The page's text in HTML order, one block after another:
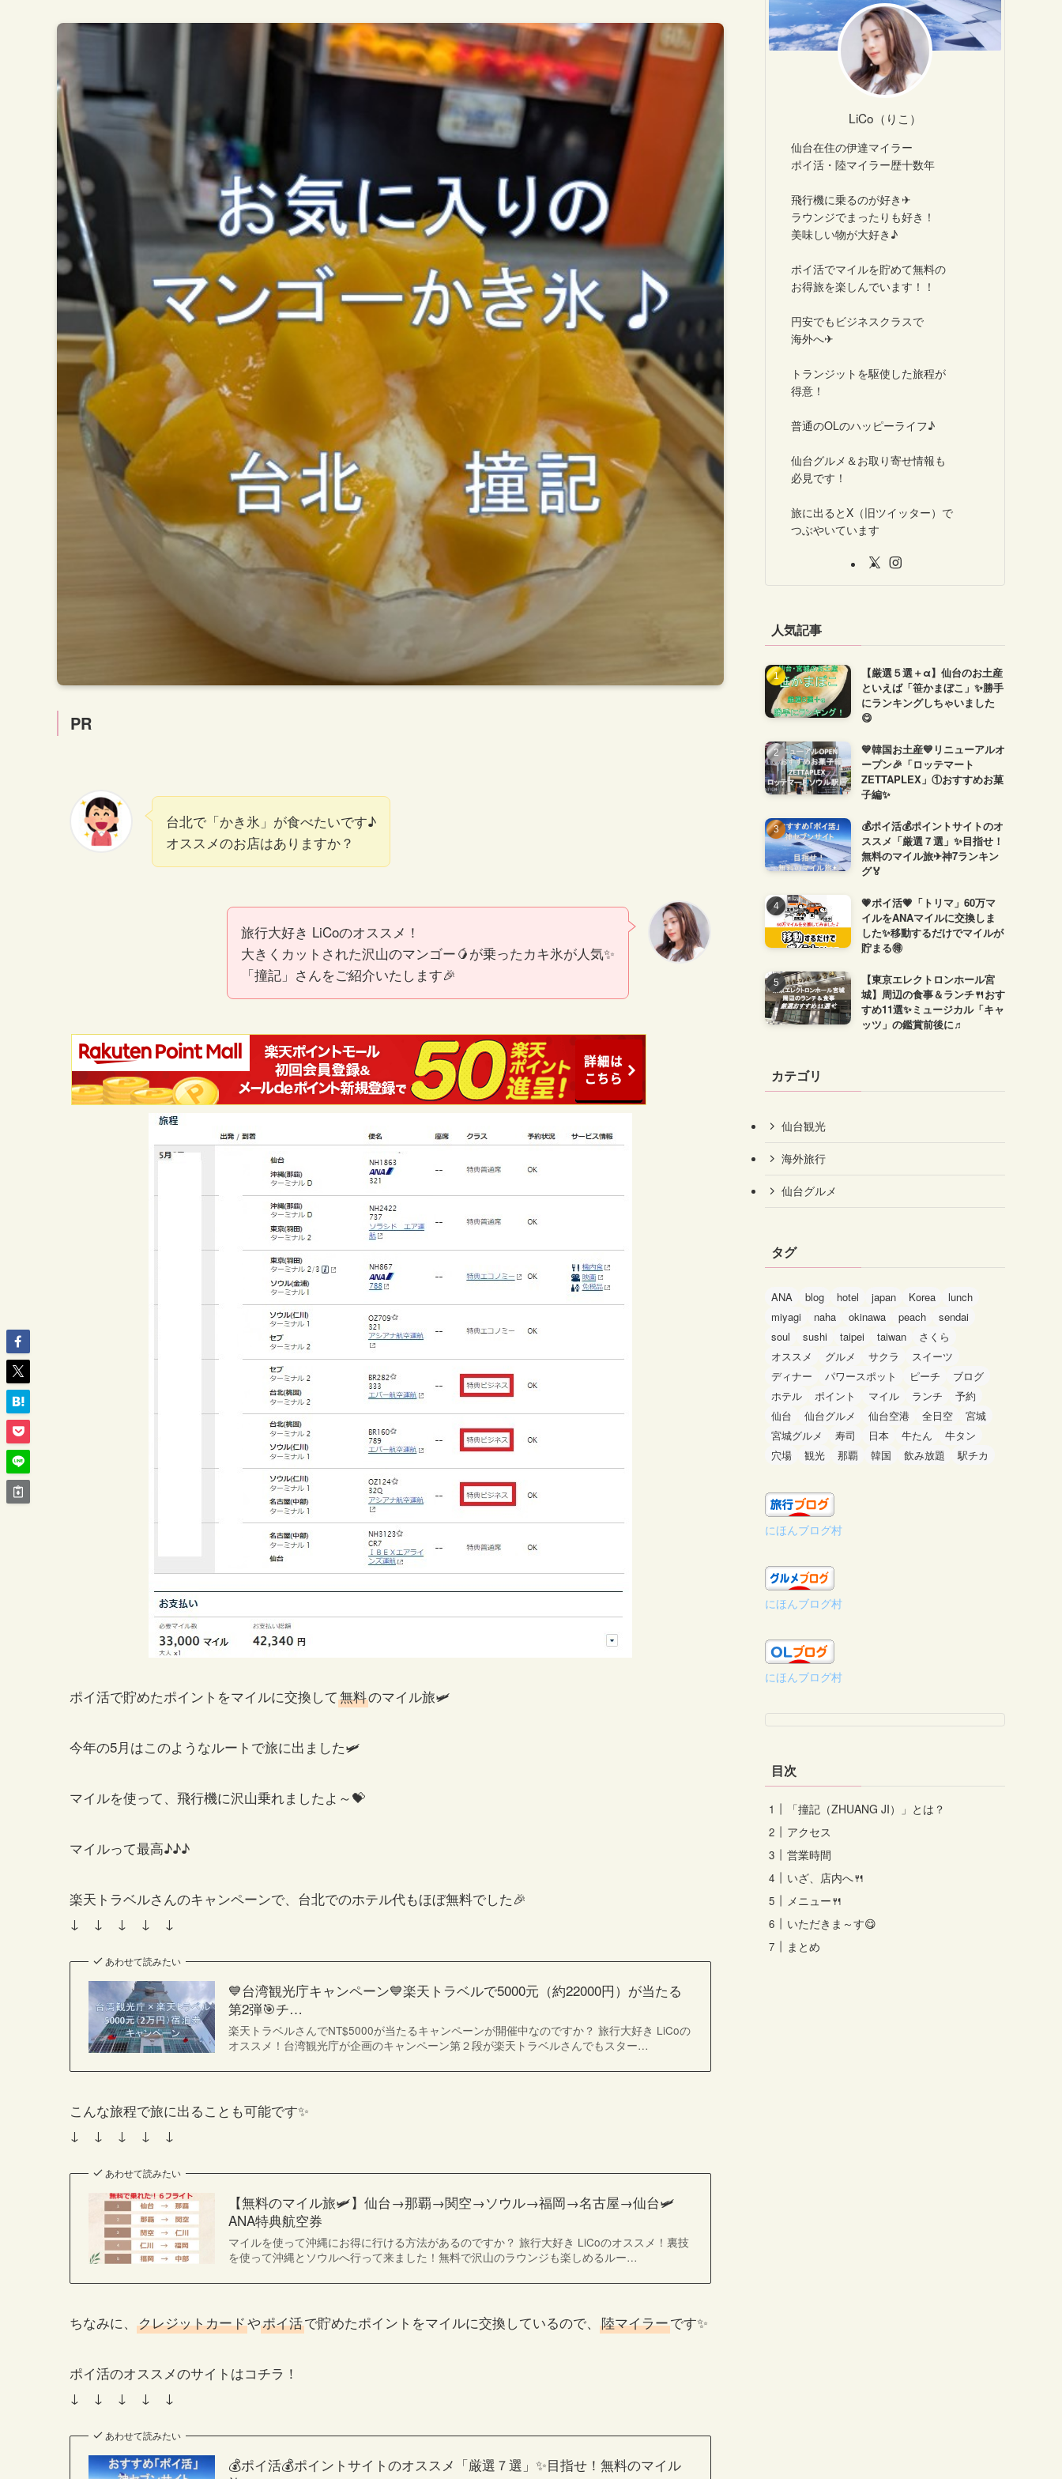
PR
台北で「かき氷」が食べたいです♪
オススメのお店はありますか？
旅行大好き LiCoのオススメ！
大きくカットされた沢山のマンゴー🥭が乗ったカキ氷が人気✨
「撞記」さんをご紹介いたします🎉
ポイ活で貯めたポイントをマイルに交換して無料のマイル旅🛩
今年の5月はこのようなルートで旅に出ました🛩
マイルを使って、飛行機に沢山乗れましたよ～💝
マイルって最高♪♪♪
楽天トラベルさんのキャンペーンで、台北でのホテル代もほぼ無料でした🎉
↓ ↓ ↓ ↓ ↓
あわせて読みたい
💙台湾観光庁キャンペーン💙楽天トラベルで5000元（約22000円）が当たる
第2弾🎯チ…
楽天トラベルさんでNT$5000が当たるキャンペーンが開催中なのですか？ 旅行大好き LiCoの
オススメ！台湾観光庁が企画のキャンペーン第２段が楽天トラベルさんでもスター…
こんな旅程で旅に出ることも可能です✨
↓ ↓ ↓ ↓ ↓
あわせて読みたい
【無料のマイル旅🛩】仙台→那覇→関空→ソウル→福岡→名古屋→仙台🛩
ANA特典航空券
マイルを使って沖縄にお得に行ける方法があるのですか？ 旅行大好き LiCoのオススメ！裏技
を使って沖縄とソウルへ行って来ました！無料で沢山のラウンジも楽しめるルー…
ちなみに、 クレジットカードやポイ活で貯めたポイントをマイルに交換しているので、 陸マイラーです✨
ポイ活のオススメのサイトはコチラ！
↓ ↓ ↓ ↓ ↓
あわせて読みたい
💰ポイ活💰ポイントサイトのオススメ「厳選７選」✨目指せ！無料のマイル
LiCo（りこ）
仙台在住の伊達マイラー
ポイ活・陸マイラー歴十数年
飛行機に乗るのが好き✈
ラウンジでまったりも好き！
美味しい物が大好き♪
ポイ活でマイルを貯めて無料の
お得旅を楽しんでいます！！
円安でもビジネスクラスで
海外へ✈
トランジットを駆使した旅程が
得意！
普通のOLのハッピーライフ♪
仙台グルメ＆お取り寄せ情報も
必見です！
旅に出るとX（旧ツイッター）で
つぶやいています
人気記事
【厳選５選＋α】仙台のお土産
といえば「笹かまぼこ」✨勝手
にランキングしちゃいました
😋
💙韓国お土産💙リニューアルオ
ープン🎉「ロッテマート
ZETTAPLEX」①おすすめお菓
子編✨
💰ポイ活💰ポイントサイトのオ
ススメ「厳選７選」✨目指せ！
無料のマイル旅✈神7ランキン
グ🏅
💗ポイ活💗「トリマ」60万マ
イルをANAマイルに交換しま
した✨移動するだけでマイルが
貯まる🉐
【東京エレクトロンホール宮
城】周辺の食事＆ランチ🍴おす
すめ11選✨ミュージカル「キャ
ッツ」の鑑賞前後に♬
カテゴリ
仙台観光
海外旅行
仙台グルメ
タグ
ANA blog hotel japan Korea
lunch
miyagi
naha okinawa peach
sendai
soul
sushi taipei taiwan
さくら
オススメ
グルメ サクラ
スイーツ
ディナー
パワースポット ピーチ
ブログ
ホテル
ポイント マイル ランチ
予約
仙台
仙台グルメ 仙台空港 全日空
宮城
宮城グルメ
寿司 日本 牛たん
牛タン
穴場
観光 那覇 韓国 飲み放題 駅チカ
にほんブログ村
にほんブログ村
にほんブログ村
目次
「撞記（ZHUANG JI）」とは？
アクセス
営業時間
いざ、店内へ🍴
メニュー🍴
いただきま～す😋
まとめ